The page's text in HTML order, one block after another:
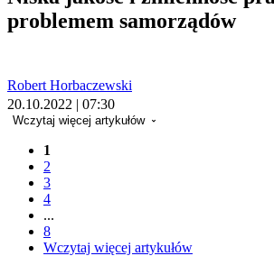
problemem samorządów
Robert Horbaczewski
20.10.2022 | 07:30
Wczytaj więcej artykułów
1
2
3
4
...
8
Wczytaj więcej artykułów